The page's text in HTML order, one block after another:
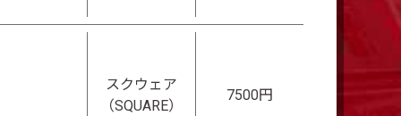
スクウェア
（SQUARE）
7500円